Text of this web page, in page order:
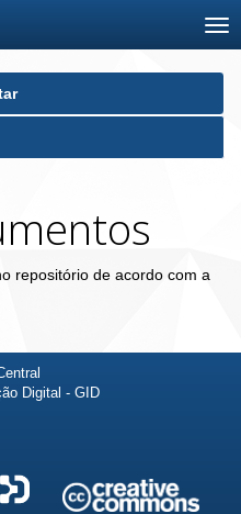
repositório de acordo com a
Digital - GID